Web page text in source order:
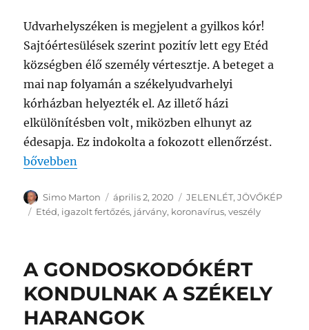
Udvarhelyszéken is megjelent a gyilkos kór!
Sajtóértesülések szerint pozitív lett egy Etéd
községben élő személy vértesztje. A beteget a
mai nap folyamán a székelyudvarhelyi
kórházban helyezték el. Az illető házi
elkülönítésben volt, miközben elhunyt az
édesapja. Ez indokolta a fokozott ellenőrzést.
„KORONAVÍRUS A SZOMSZÉDOS ETÉDEN!”
bővebben
Szerző
Simo Marton Közzétéve
április 2, 2020 Kategória
JELENLÉT,JÖVŐKÉP
Címke
Etéd, igazolt fertőzés, járvány, koronavírus,veszély
A GONDOSKODÓKÉRT
KONDULNAK A SZÉKELY
HARANGOK